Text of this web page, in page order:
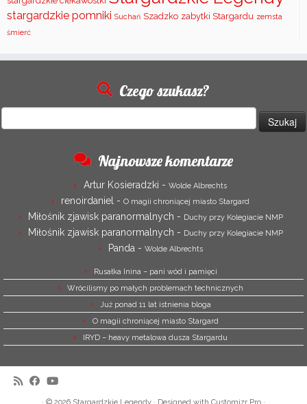
stargardzkie pomniki Suchań Szadzko zabytki Stargardu zemsta
śmierć
Czego szukasz?
Najnowsze komentarze
Artur Kosieradzki - Wolde Albrechts
renoirdaniel - O magii chroniącej miasto Stargard
Miłośnik zjawisk paranormalnych - Duchy przy Kolegiacie NMP
Miłośnik zjawisk paranormalnych - Duchy przy Kolegiacie NMP
Panda - Wolde Albrechts
Rusałka Inina – pani wód i pamięci
Wrócilismy po małych problemach technicznych
Już ponad 11 lat istnienia bloga
O magii chroniącej miasto Stargard
IRYD – heavy metalowa dusza Stargardu
· © 2026 Stargardzkie Legendy · Designed with Customizr Pro ·